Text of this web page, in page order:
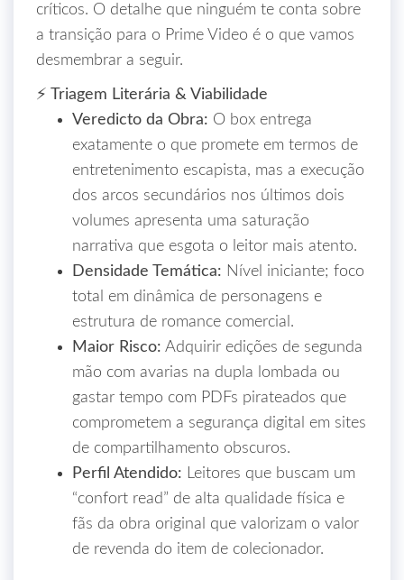
críticos. O detalhe que ninguém te conta sobre
a transição para o Prime Video é o que vamos
desmembrar a seguir.
⚡ Triagem Literária & Viabilidade
Veredicto da Obra: O box entrega
exatamente o que promete em termos de
entretenimento escapista, mas a execução
dos arcos secundários nos últimos dois
volumes apresenta uma saturação
narrativa que esgota o leitor mais atento.
Densidade Temática: Nível iniciante; foco
total em dinâmica de personagens e
estrutura de romance comercial.
Maior Risco: Adquirir edições de segunda
mão com avarias na dupla lombada ou
gastar tempo com PDFs pirateados que
comprometem a segurança digital em sites
de compartilhamento obscuros.
Perfil Atendido: Leitores que buscam um
“confort read” de alta qualidade física e
fãs da obra original que valorizam o valor
de revenda do item de colecionador.